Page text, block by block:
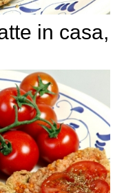
in casa,